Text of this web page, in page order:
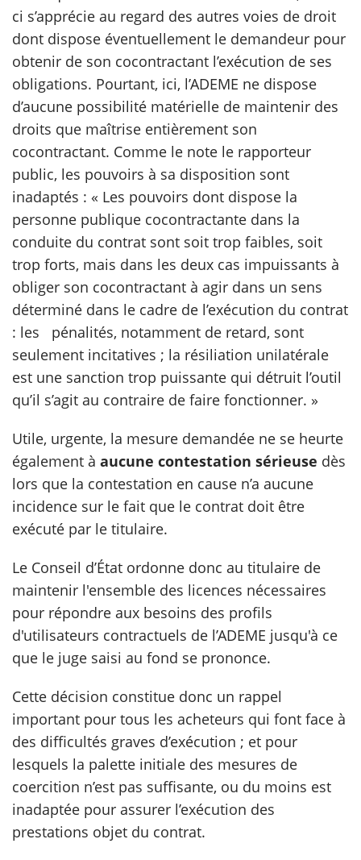
ci s’apprécie au regard des autres voies de droit
dont dispose éventuellement le demandeur pour
obtenir de son cocontractant l’exécution de ses
obligations. Pourtant, ici, l’ADEME ne dispose
d’aucune possibilité matérielle de maintenir des
droits que maîtrise entièrement son
cocontractant. Comme le note le rapporteur
public, les pouvoirs à sa disposition sont
inadaptés : « Les pouvoirs dont dispose la
personne publique cocontractante dans la
conduite du contrat sont soit trop faibles, soit
trop forts, mais dans les deux cas impuissants à
obliger son cocontractant à agir dans un sens
déterminé dans le cadre de l’exécution du contrat
: les pénalités, notamment de retard, sont
seulement incitatives ; la résiliation unilatérale
est une sanction trop puissante qui détruit l’outil
qu’il s’agit au contraire de faire fonctionner. »
Utile, urgente, la mesure demandée ne se heurte
également à aucune contestation sérieuse dès
lors que la contestation en cause n’a aucune
incidence sur le fait que le contrat doit être
exécuté par le titulaire.
Le Conseil d’État ordonne donc au titulaire de
maintenir l'ensemble des licences nécessaires
pour répondre aux besoins des profils
d'utilisateurs contractuels de l’ADEME jusqu'à ce
que le juge saisi au fond se prononce.
Cette décision constitue donc un rappel
important pour tous les acheteurs qui font face à
des difficultés graves d’exécution ; et pour
lesquels la palette initiale des mesures de
coercition n’est pas suffisante, ou du moins est
inadaptée pour assurer l’exécution des
prestations objet du contrat.